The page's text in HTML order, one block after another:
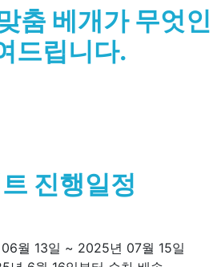
춤 베개가 무엇인
드립니다.
진행일정
월 13일 ~ 2025년 07월 15일